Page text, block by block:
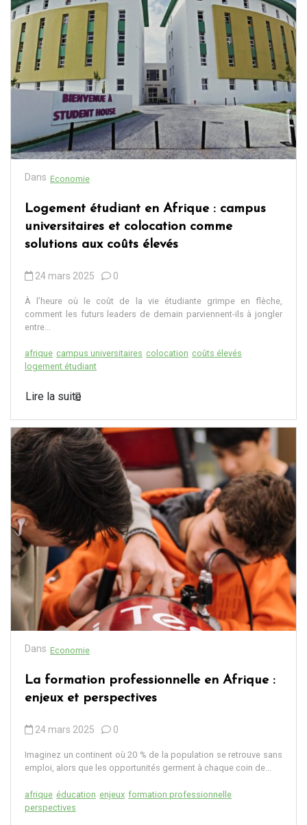
Dans Economie
Logement étudiant en Afrique : campus
universitaires et colocation comme
solutions aux coûts élevés
24 mars 2025 0
À l’heure où le coût de la vie étudiante grimpe en flèche,
comment les futurs leaders de demain parviennent-ils à jongler
entre...
afrique campus universitaires colocation coûts élevés
logement étudiant
Lire la suite
Dans Economie
La formation professionnelle en Afrique :
enjeux et perspectives
24 mars 2025 0
Imaginez un continent où 20 % de la population se retrouve sans
emploi, alors que les opportunités germent à chaque coin de...
afrique éducation enjeux formation professionnelle
perspectives